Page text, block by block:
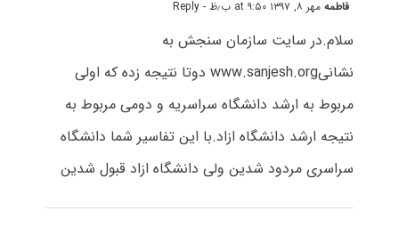
فاطمهمهر ۸, ۱۳۹۷ at ۹:۵۰ ب٫ظ - Reply
سلام.در سایت سازمان سنجش به
نشانیwww.sanjesh.org دوتا نتیجه زده که اولی
مربوط به ارشد دانشگاه سراسریه و دومی مربوط به
نتیجه ارشد دانشگاه ازاد.با این تفاسیر شما دانشگاه
سراسری مردود شدین ولی دانشگاه ازاد قبول شدین